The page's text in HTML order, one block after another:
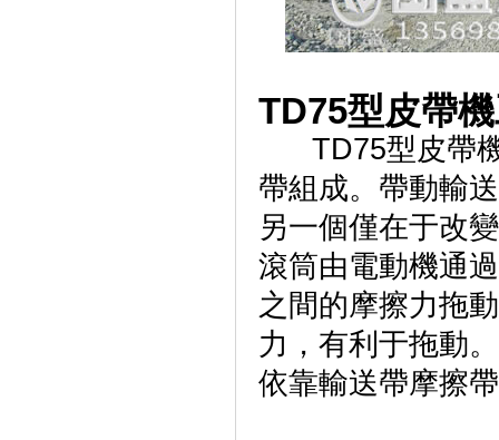
TD75型皮帶機
TD75型皮帶機
帶組成。帶動輸
另一個僅在于改
滾筒由電動機通
之間的摩擦力拖
力，有利于拖動
依靠輸送帶摩擦